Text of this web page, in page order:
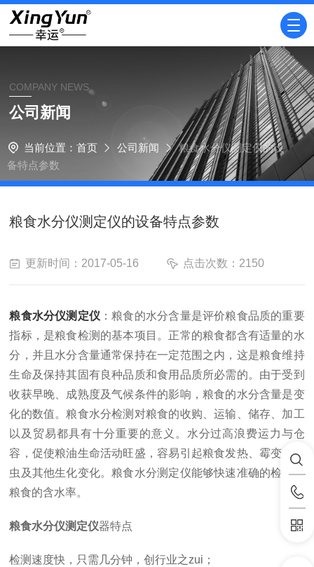
COMPANY NEWS
公司新闻
当前位置： 首页 公司新闻
粮食水分仪测定仪的设
备特点参数
粮食水分仪测定仪的设备特点参数
更新时间：2017-05-16 点击次数：2150
粮食水分仪测定仪 ：粮食的水分含量是评价粮食品质的重要
指标，是粮食检测的基本项目。正常的粮食都含有适量的水
分，并且水分含量通常保持在一定范围之内，这是粮食维持
生命及保持其固有良种品质和食用品质所必需的。由于受到
收获早晚、成熟度及气候条件的影响，粮食的水分含量是变
化的数值。粮食水分检测对粮食的收购、运输、储存、加工
以及贸易都具有十分重要的意义。水分过高浪费运力与仓
容，促使粮油生命活动旺盛，容易引起粮食发热、霉变、生
虫及其他生化变化。粮食水分测定仪能够快速准确的检测出
粮食的含水率。
粮食水分仪测定仪器特点
检测速度快，只需几分钟，创行业之zui；